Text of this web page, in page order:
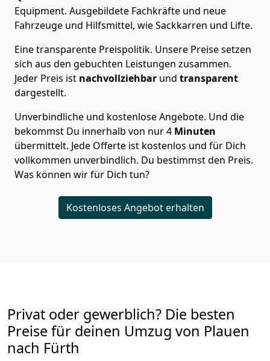
Equipment. Ausgebildete Fachkräfte und neue
Fahrzeuge und Hilfsmittel, wie Sackkarren und Lifte.
Eine transparente Preispolitik. Unsere Preise setzen
sich aus den gebuchten Leistungen zusammen.
Jeder Preis ist nachvollziehbar und transparent
dargestellt.
Unverbindliche und kostenlose Angebote. Und die
bekommst Du innerhalb von nur4 Minuten
übermittelt. Jede Offerte ist kostenlos und für Dich
vollkommen unverbindlich. Du bestimmst den Preis.
Was können wir für Dich tun?
Kostenloses Angebot erhalten
Privat oder gewerblich? Die besten
Preise für deinen Umzug von Plauen
nach Fürth